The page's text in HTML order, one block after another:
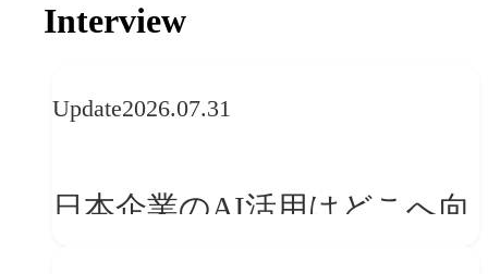
Interview
Update2026.07.31
日本企業のAI活用はどこへ向